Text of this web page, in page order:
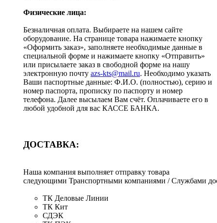
Физические лица:
Безналичная оплата. Выбираете на нашем сайте
оборудование. На странице товара нажимаете кнопку
«Оформить заказ», заполняете необходимые данные в
специальной форме и нажимаете кнопку «Отправить»
или присылаете заказ в свободной форме на нашу
электронную почту azs-kts@mail.ru. Необходимо указать
Ваши паспортные данные: Ф.И.О. (полностью), серию и
номер паспорта, прописку по паспорту и номер
телефона. Далее высылаем Вам счёт. Оплачиваете его в
любой удобной для вас КАССЕ БАНКА.
ДОСТАВКА:
Наша компания выполняет отправку товара
следующими Транспортными компаниями / Службами
ТК Деловые Линии
ТК Кит
СДЭК